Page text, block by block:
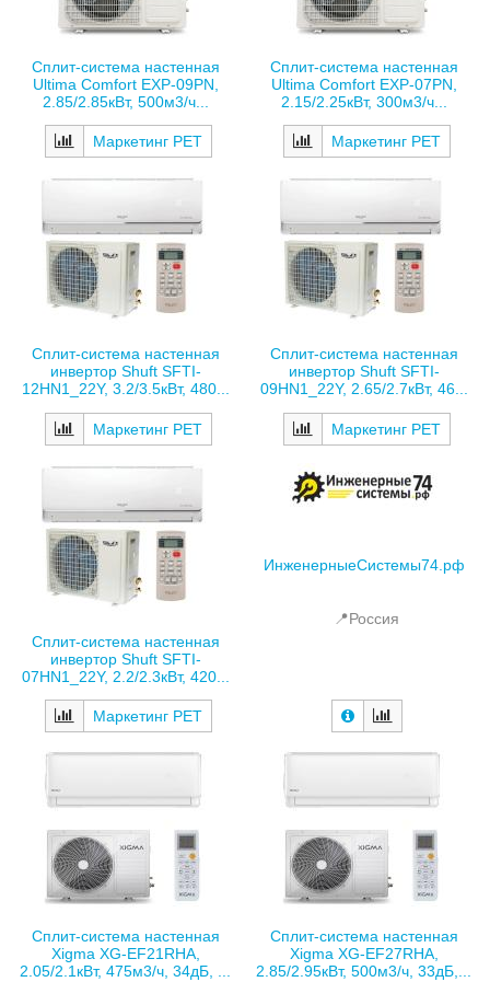
Сплит-система настенная
Ultima Comfort EXP-09PN,
2.85/2.85кВт, 500м3/ч...
Маркетинг РЕТ
Сплит-система настенная
Ultima Comfort EXP-07PN,
2.15/2.25кВт, 300м3/ч...
Маркетинг РЕТ
Сплит-система настенная
инвертор Shuft SFTI-
12HN1_22Y, 3.2/3.5кВт, 480...
Маркетинг РЕТ
Сплит-система настенная
инвертор Shuft SFTI-
09HN1_22Y, 2.65/2.7кВт, 46...
Маркетинг РЕТ
Сплит-система настенная
инвертор Shuft SFTI-
07HN1_22Y, 2.2/2.3кВт, 420...
Маркетинг РЕТ
ИнженерныеСистемы74.рф
📍Россия
Сплит-система настенная
Xigma XG-EF21RHA,
2.05/2.1кВт, 475м3/ч, 34дБ, ...
Сплит-система настенная
Xigma XG-EF27RHA,
2.85/2.95кВт, 500м3/ч, 33дБ,...